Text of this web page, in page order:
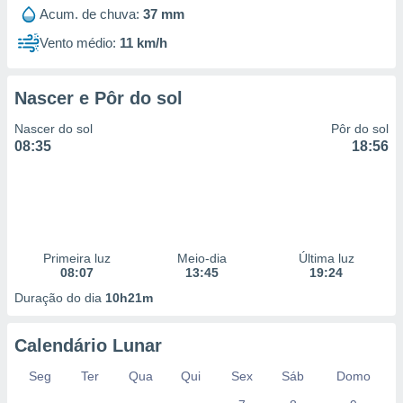
utilizar
criar
ou
fontes,
e melhorar
dados
Acum. de chuva: 37 mm
Vento médio: 11 km/h
Nascer e Pôr do sol
Nascer do sol
08:35
Pôr do sol
18:56
Primeira luz
08:07
Meio-dia
13:45
Última luz
19:24
Duração do dia 10h21m
Calendário Lunar
Seg Ter Qua Qui Sex Sáb
Domo